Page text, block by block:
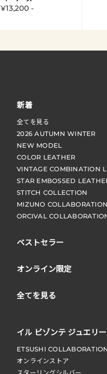
¥13,200 -
新着
全てを見る
2026 AUTUMN WINTER
NEW MODEL
COLOR LEATHER
VINTAGE COMBINATION
STAR EMBOSSED
STITCH COLLECTION
MIZUNO COLLABORATION
ORCIVAL
ベストセラー
オンライン限定
全てを見る
イル ビゾンテ ジュエリー
ETSUSHI
オンラインストア